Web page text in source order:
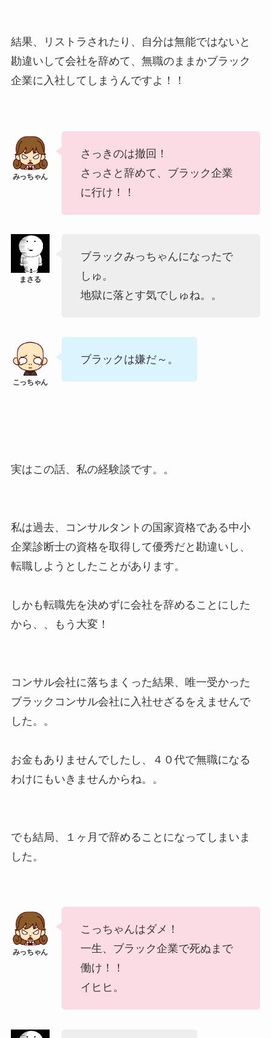
結果、リストラされたり、自分は無能ではないと
勘違いして会社を辞めて、無職のままかブラック
企業に入社してしまうんですよ！！
さっきのは撤回！
さっさと辞めて、ブラック企業
に行け！！
ブラックみっちゃんになったで
しゅ。
地獄に落とす気でしゅね。。
ブラックは嫌だ～。
実はこの話、私の経験談です。。
私は過去、コンサルタントの国家資格である中小
企業診断士の資格を取得して優秀だと勘違いし、
転職しようとしたことがあります。
しかも転職先を決めずに会社を辞めることにした
から、、もう大変！
コンサル会社に落ちまくった結果、唯一受かった
ブラックコンサル会社に入社せざるをえませんで
した。。
お金もありませんでしたし、４０代で無職になる
わけにもいきませんからね。。
でも結局、１ヶ月で辞めることになってしまいま
した。
こっちゃんはダメ！
一生、ブラック企業で死ぬまで
働け！！
イヒヒ。